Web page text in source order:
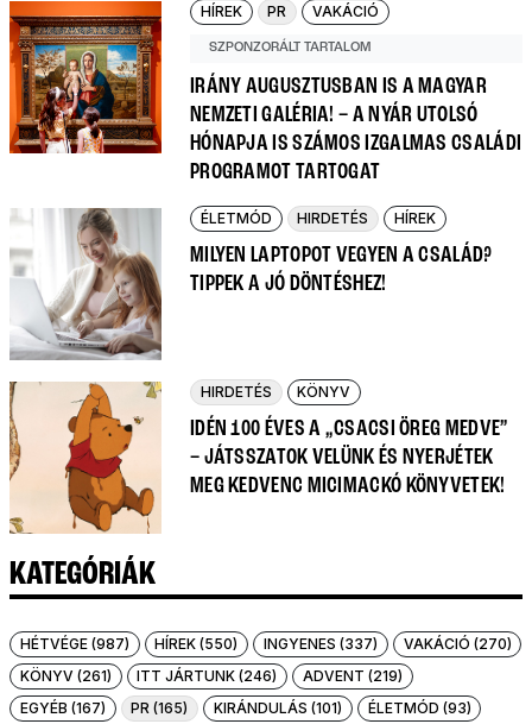
HÍREK PR VAKÁCIÓ
SZPONZORÁLT TARTALOM
IRÁNY AUGUSZTUSBAN IS A MAGYAR
NEMZETI GALÉRIA! – A NYÁR UTOLSÓ
HÓNAPJA IS SZÁMOS IZGALMAS CSALÁDI
PROGRAMOT TARTOGAT
ÉLETMÓD HIRDETÉS HÍREK
MILYEN LAPTOPOT VEGYEN A CSALÁD?
TIPPEK A JÓ DÖNTÉSHEZ!
HIRDETÉS KÖNYV
IDÉN 100 ÉVES A „CSACSI ÖREG MEDVE”
– JÁTSSZATOK VELÜNK ÉS NYERJÉTEK
MEG KEDVENC MICIMACKÓ KÖNYVETEK!
KATEGÓRIÁK
HÉTVÉGE (987) HÍREK (550) INGYENES (337)
VAKÁCIÓ (270)
KÖNYV (261)
ITT JÁRTUNK (246)
ADVENT (219)
EGYÉB (167)
PR (165) KIRÁNDULÁS (101)
ÉLETMÓD (93)